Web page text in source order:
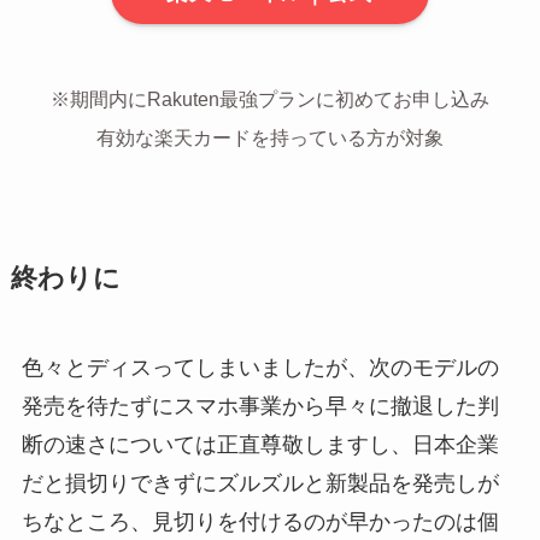
※期間内にRakuten最強プランに初めてお申し込み
有効な楽天カードを持っている方が対象
終わりに
色々とディスってしまいましたが、次のモデルの
発売を待たずにスマホ事業から早々に撤退した判
断の速さについては正直尊敬しますし、日本企業
だと損切りできずにズルズルと新製品を発売しが
ちなところ、見切りを付けるのが早かったのは個